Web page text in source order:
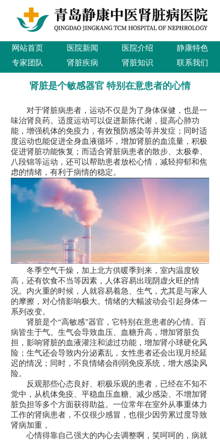
网站首页 医院新闻 医院介绍
静康特色
专家团队
肾脏疾病 肾脏知识 联系我们
肾脏是个敏感器官 特别在意患者的心情
对于肾脏病患者，运动不仅是为了身体保健，也是一
味治肾良药。适度运动可以促进新陈代谢，提高心肺功
能，增强机体的免疫力，有效预防感染等并发症；同时适
度运动也能促进全身血液循环，增加肾脏的血流量，积极
促进肾脏功能恢复；而适合肾脏病患者的散步、太极拳、
八段锦等运动，还可以帮助患者放松心情，减轻抑郁和焦
虑的情绪，有利于病情的稳定。
冬季空气干燥，加上北方供暖季到来，室内温度较
高，还有饮食不当等因素，人体容易出现阴虚火旺的情
况。内火重的时候，人就容易着急、生气，尤其是与家人
的摩擦，对心情影响极大。情绪的大幅波动会引起身体一
系列改变。
肾脏是个“高敏感”器官，它特别在意患者的心情。百
病皆生于气。生气会导致血压、血糖升高，增加肾脏负
担，影响肾脏的血液灌注和滤过功能，增加肾小球硬化风
险；生气还会导致内分泌紊乱，女性患者还会出现月经延
迟的情况；同时，不良情绪会削弱免疫系统，增大感染风
险。
反观那些心态良好、积极乐观的患者，已经在不知不
觉中，从机体免疫、平稳血压血糖、减少感染、不增加肾
脏负担等多个方面获得助益。一位常年在室外从事重体力
工作的肾病患者，不仅很少感冒，也很少因劳累过度导致
肾病加重，
心情得靠自己强大的内心去调整啊，笑呵呵的，病就